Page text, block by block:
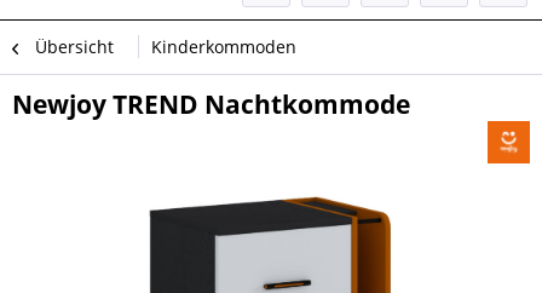
Übersicht Kinderkommoden
Newjoy TREND Nachtkommode